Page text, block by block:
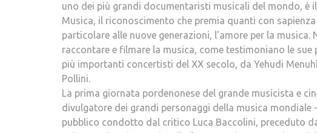
uno dei più grandi documentaristi musicali del mondo, è
Musica, il riconoscimento che premia quanti con
particolare alle nuove generazioni, l’amore per la
raccontare e filmare la musica, come testimoniano le
più importanti concertisti del XX secolo, da Yehudi
Pollini.
La prima giornata pordenonese del grande musicista e
divulgatore dei grandi personaggi della musica
pubblico condotto dal critico Luca Baccolini, preceduto